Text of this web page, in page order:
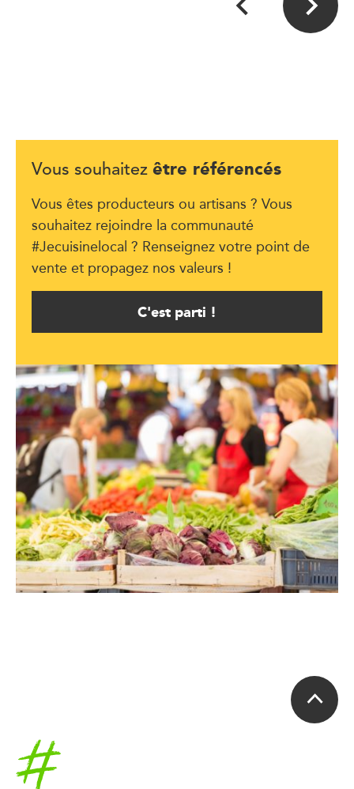
Vous souhaitez être référencés
Vous êtes producteurs ou artisans ? Vous
souhaitez rejoindre la communauté
#Jecuisinelocal ? Renseignez votre point de
vente et propagez nos valeurs !
C'est parti !
Accueil